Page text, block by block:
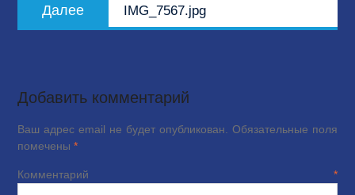
Далее
запись:
IMG_7567.jpg
Добавить комментарий
Ваш адрес email не будет опубликован.
Обязательные поля
помечены *
Комментарий*